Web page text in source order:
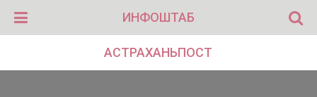
ИНФОШТАБ
АСТРАХАНЬПОСТ